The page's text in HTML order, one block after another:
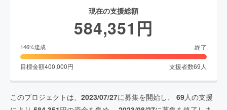
現在の支援総額
584,351 円
146%達成 終了
目標金額400,000円 支援者数69 人
このプロジェクトは、 2023/07/27に募集を開始し、 69人の支援